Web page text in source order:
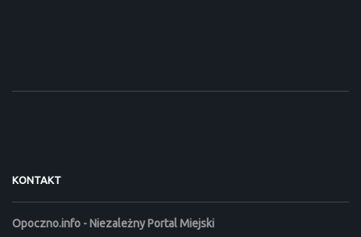
KONTAKT
Opoczno.info - Niezależny Portal Miejski